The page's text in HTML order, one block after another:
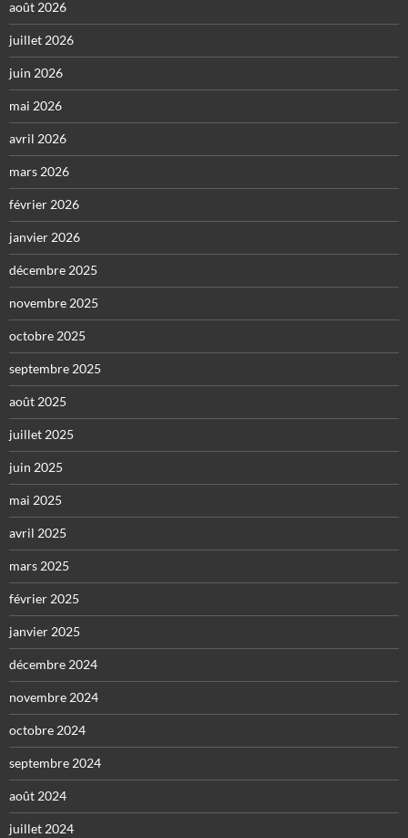
août 2026
juillet 2026
juin 2026
mai 2026
avril 2026
mars 2026
février 2026
janvier 2026
décembre 2025
novembre 2025
octobre 2025
septembre 2025
août 2025
juillet 2025
juin 2025
mai 2025
avril 2025
mars 2025
février 2025
janvier 2025
décembre 2024
novembre 2024
octobre 2024
septembre 2024
août 2024
juillet 2024